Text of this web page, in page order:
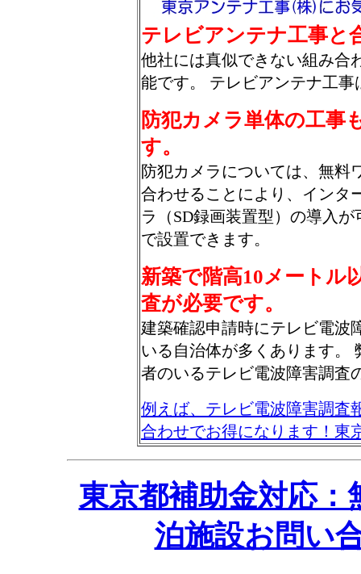
テレビアンテナ工事と
他社には真似できない組み合
能です。 テレビアンテナ工
防犯カメラ単体の工事
す。
防犯カメラについては、無料
合わせることにより、インタ
ラ（SD録画装置型）の導入
で設置できます。
新築で階高10メートル
査が必要です。
建築確認申請時にテレビ電波
いる自治体が多くあります。
者のいるテレビ電波障害調査
例えば、テレビ電波障害調査
合わせでお得になります！東
東京都補助金対応
泊施設お問い